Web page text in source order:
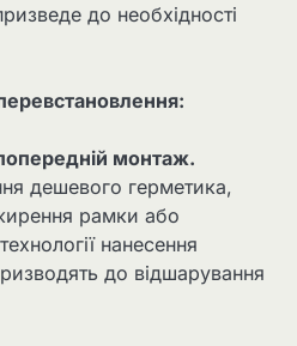
до необхідності
монтаж.
дешевого герметика,
рамки або
нанесення
до відшарування